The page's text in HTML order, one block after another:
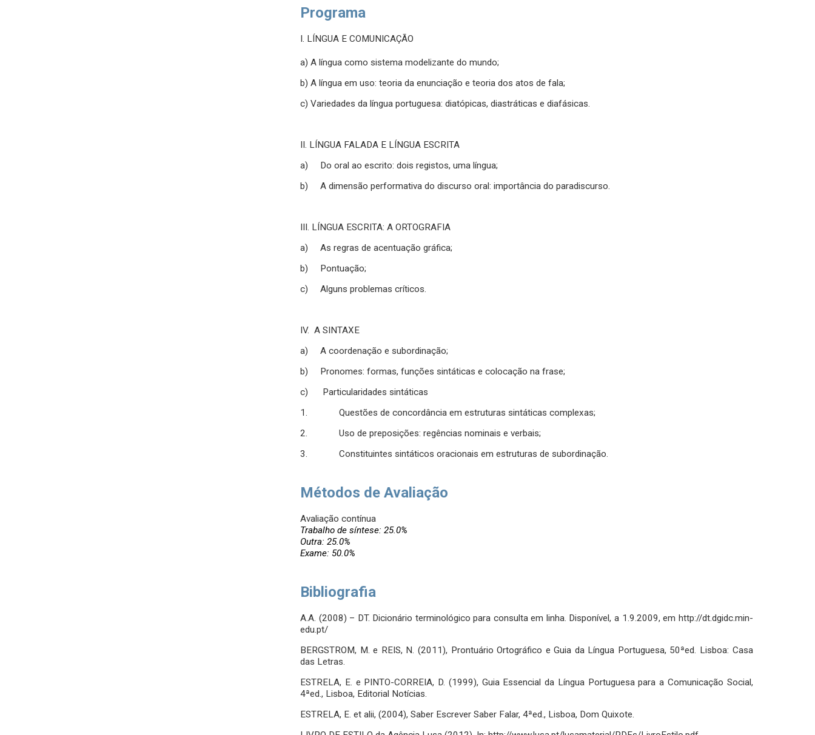
Programa
I. LÍNGUA E COMUNICAÇÃO
a) A língua como sistema modelizante do mundo;
b) A língua em uso: teoria da enunciação e teoria dos atos de fala;
c) Variedades da língua portuguesa: diatópicas, diastráticas e diafásicas.
II. LÍNGUA FALADA E LÍNGUA ESCRITA
a) Do oral ao escrito: dois registos, uma língua;
b) A dimensão performativa do discurso oral: importância do paradiscurso.
III. LÍNGUA ESCRITA: A ORTOGRAFIA
a) As regras de acentuação gráfica;
b) Pontuação;
c) Alguns problemas críticos.
IV. A SINTAXE
a) A coordenação e subordinação;
b) Pronomes: formas, funções sintáticas e colocação na frase;
c) Particularidades sintáticas
1. Questões de concordância em estruturas sintáticas complexas;
2. Uso de preposições: regências nominais e verbais;
3. Constituintes sintáticos oracionais em estruturas de subordinação.
Métodos de Avaliação
Avaliação contínua
Trabalho de síntese: 25.0%
Outra: 25.0%
Exame: 50.0%
Bibliografia
A.A. (2008) – DT. Dicionário terminológico para consulta em linha. Disponível, a 1.9.2009, em http://dt.dgidc.min-
edu.pt/
BERGSTROM, M. e REIS, N. (2011), Prontuário Ortográfico e Guia da Língua Portuguesa, 50ªed. Lisboa: Casa
das Letras.
ESTRELA, E. e PINTO-CORREIA, D. (1999), Guia Essencial da Língua Portuguesa para a Comunicação Social,
4ªed., Lisboa, Editorial Notícias.
ESTRELA, E. et alii, (2004), Saber Escrever Saber Falar, 4ªed., Lisboa, Dom Quixote.